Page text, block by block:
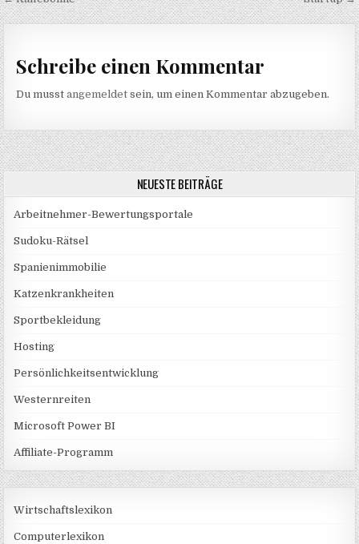
Schreibe einen Kommentar
Du musstangemeldet sein, um einen Kommentar abzugeben.
NEUESTE BEITRÄGE
Arbeitnehmer-Bewertungsportale
Sudoku-Rätsel
Spanienimmobilie
Katzenkrankheiten
Sportbekleidung
Hosting
Persönlichkeitsentwicklung
Westernreiten
Microsoft Power BI
Affiliate-Programm
Wirtschaftslexikon
Computerlexikon